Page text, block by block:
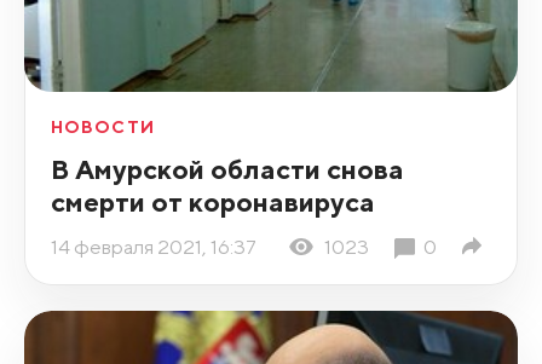
НОВОСТИ
В Амурской области снова
смерти от коронавируса
14 февраля 2021, 16:37 1023 0